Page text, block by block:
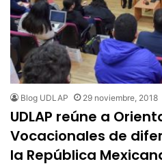
Blog UDLAP 29 noviembre, 2018
UDLAP reúne a
Vocacionales de
la República